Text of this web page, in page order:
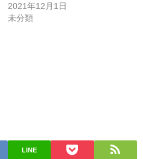
2021年12月1日
未分類
LINE